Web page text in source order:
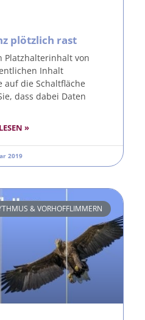
plötzlich rast
Platzhalterinhalt von
Inhalt
auf die Schaltfläche
dass dabei Daten
»
2019
& VORHOFFLIMMERN